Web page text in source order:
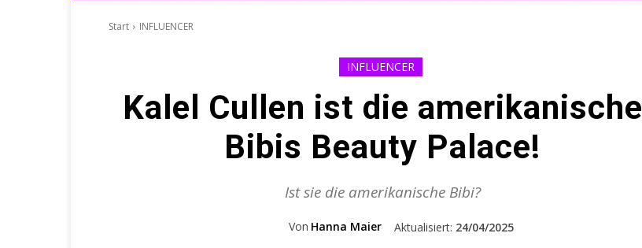
Start INFLUENCER
INFLUENCER
Kalel Cullen ist die amerikanische
Bibis Beauty Palace!
Ist sie die amerikanische Bibi?
Von Hanna Maier Aktualisiert: 24/04/2025